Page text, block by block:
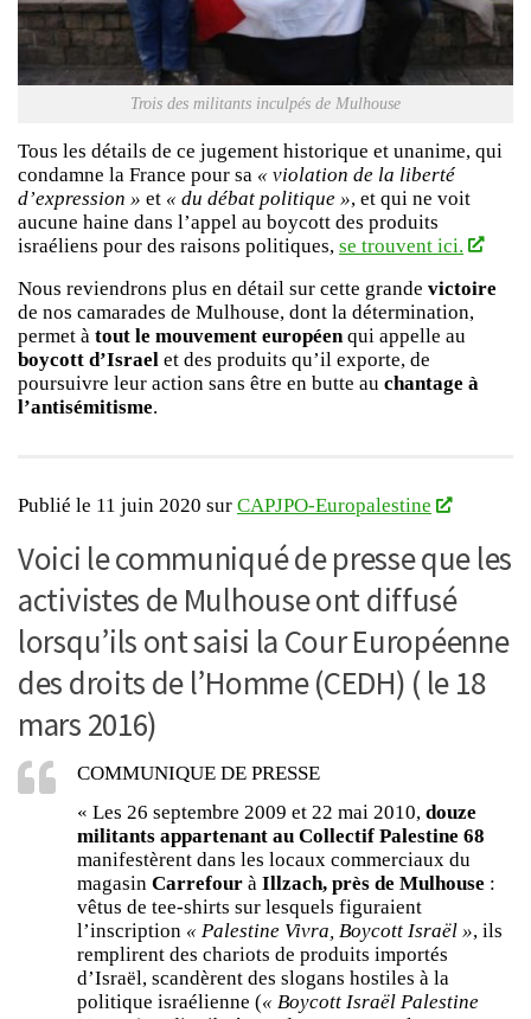
Trois des militants inculpés de Mulhouse
Tous les détails de ce jugement historique et unanime, qui
condamne la France pour sa « violation de la liberté
d’expression » et « du débat politique », et qui ne voit
aucune haine dans l’appel au boycott des produits
israéliens pour des raisons politiques, se trouvent ici.
Nous reviendrons plus en détail sur cette grande victoire
de nos camarades de Mulhouse, dont la détermination,
permet à tout le mouvement européenqui appelle au
boycott d’Israel et des produits qu’il exporte, de
poursuivre leur action sans être en butte au chantage à
l’antisémitisme.
Publié le 11 juin 2020 sur CAPJPO-Europalestine
Voici le communiqué de presse que les
activistes de Mulhouse ont diffusé
lorsqu’ils ont saisi la Cour Européenne
des droits de l’Homme (CEDH) ( le 18
mars 2016)
COMMUNIQUE DE PRESSE
« Les 26 septembre 2009 et 22 mai 2010, douze
militants appartenant au Collectif Palestine 68
manifestèrent dans les locaux commerciaux du
magasin Carrefour à Illzach, près de Mulhouse :
vêtus de tee-shirts sur lesquels figuraient
l’inscription « Palestine Vivra, Boycott Israël », ils
remplirent des chariots de produits importés
d’Israël, scandèrent des slogans hostiles à la
politique israélienne (« Boycott Israël Palestine